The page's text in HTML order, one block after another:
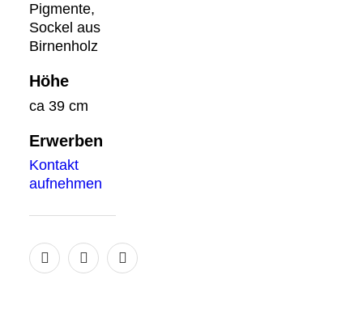
Pigmente,
Sockel aus
Birnenholz
Höhe
ca 39 cm
Erwerben
Kontakt
aufnehmen